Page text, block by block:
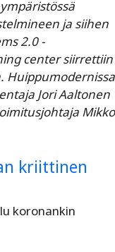
ja siihen
2.0 -
center siirrettiin
Huippumodernissa
Jori Aaltonen
Mikko
kriittinen
koronankin